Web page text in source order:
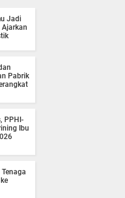
Jadi
Pabrik
PPHI-
Ibu
Tenaga